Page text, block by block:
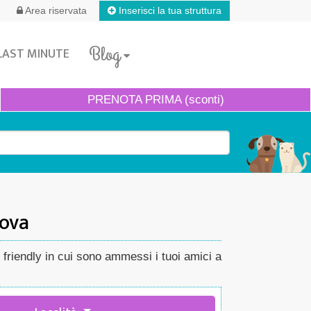
Area riservata Inserisci la tua struttura
MINUTE Blog
PRENOTAPRIMA (sconti)
in cui sono ammessi i tuoi amici a